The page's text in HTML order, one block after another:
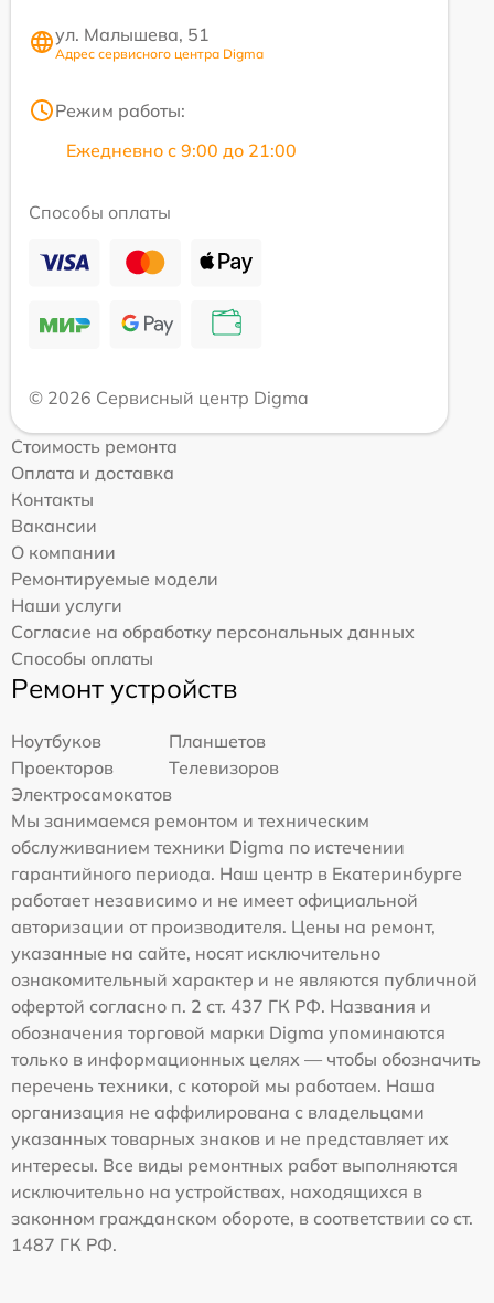
ул. Малышева, 51
Адрес сервисного центра Digma
Режим работы:
Ежедневно с 9:00 до 21:00
Способы оплаты
© 2026 Сервисный центр Digma
Стоимость ремонта
Оплата и доставка
Контакты
Вакансии
О компании
Ремонтируемые модели
Наши услуги
Согласие на обработку персональных данных
Способы оплаты
Ремонт устройств
Ноутбуков
Планшетов
Проекторов
Телевизоров
Электросамокатов
Мы занимаемся ремонтом и техническим
обслуживанием техники Digma по истечении
гарантийного периода. Наш центр в Екатеринбурге
работает независимо и не имеет официальной
авторизации от производителя. Цены на ремонт,
указанные на сайте, носят исключительно
ознакомительный характер и не являются публичной
офертой согласно п. 2 ст. 437 ГК РФ. Названия и
обозначения торговой марки Digma упоминаются
только в информационных целях — чтобы обозначить
перечень техники, с которой мы работаем. Наша
организация не аффилирована с владельцами
указанных товарных знаков и не представляет их
интересы. Все виды ремонтных работ выполняются
исключительно на устройствах, находящихся в
законном гражданском обороте, в соответствии со ст.
1487 ГК РФ.